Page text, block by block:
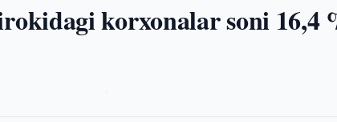
korxonalar soni 16,4